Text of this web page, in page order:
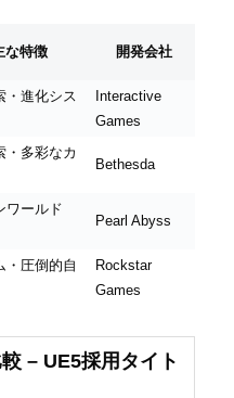
な特徴 開発会社
・進化シス
Interactive
Games
・多彩なカ
Bethesda
ワールド
Pearl Abyss
・圧倒的自
Rockstar
Games
– UE5採用タイト